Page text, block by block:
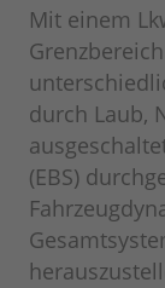
Mit einem
durch Laub,
(EBS)